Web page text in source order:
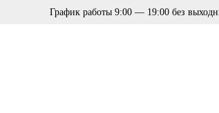
График работы 9:00 — 19:00 без